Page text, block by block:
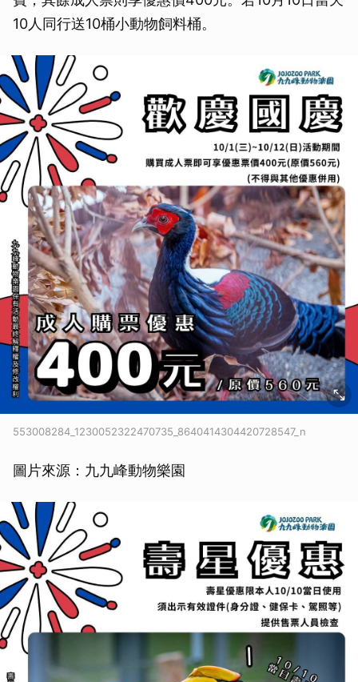
10人同行送10桶小動物飼料桶。
553008284_1230052322470735_8640414304420728547_n
圖片來源：九九峰動物樂園
取消